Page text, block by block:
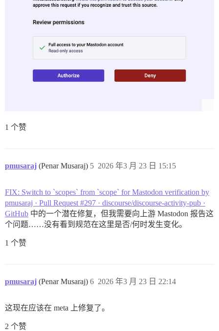
1 个赞
pmusaraj (Penar Musaraj) 2026 年3 月 23 日 15:15
5
FIX: Switch to `scopes` from `scope` for Mastodon verification by
pmusaraj · Pull Request #297 · discourse/discourse-activity-pub ·
GitHub 中的一个潜在修复，但我需要向上游 Mastodon 报告这
个问题……没有看到规范在这里是否/何时发生变化。
1 个赞
pmusaraj (Penar Musaraj) 2026 年3 月 23 日 22:14
6
这现在应该在 meta 上修复了。
2 个赞